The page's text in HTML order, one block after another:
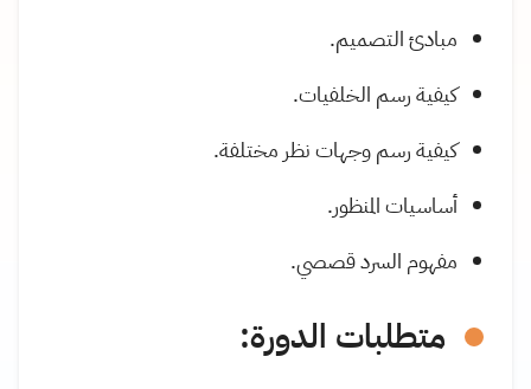
مبادئ التصميم.
كيفية رسم الخلفيات.
كيفية رسم وجهات نظر مختلفة.
أساسيات المنظور.
مفهوم السرد قصصي.
متطلبات الدورة: